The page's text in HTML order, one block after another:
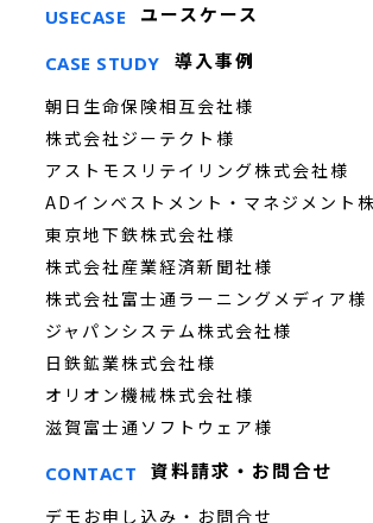
USECASE
ユースケース
CASE STUDY 導入事例
朝日生命保険相互会社様
株式会社ジーテクト様
アストモスリテイリング株式会社様
ADインベストメント・マネジメント
東京地下鉄株式会社様
株式会社産業経済新聞社様
株式会社富士通ラーニングメディア様
ジャパンシステム株式会社様
日鉄鉱業株式会社様
オリオン機械株式会社様
滋賀富士通ソフトウェア様
CONTACT
資料請求・お問合せ
デモお申し込み・お問合せ